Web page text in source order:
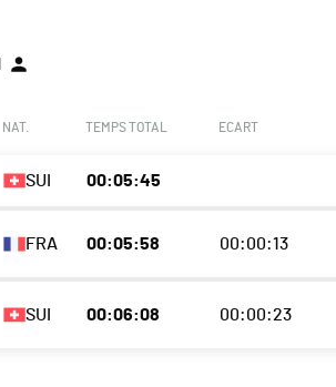
NAT. TEMPS TOTAL ECART
SUI 00:05:45
FRA 00:05:58 00:00:13
SUI 00:06:08 00:00:23